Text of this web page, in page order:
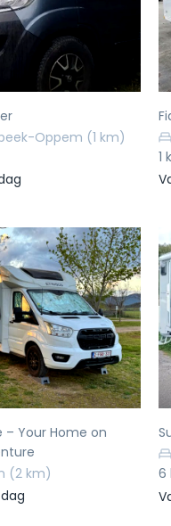
Oppem (1 km)
1
– Your Home on
(2 km)
6